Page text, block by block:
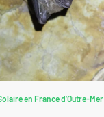
en France d’Outre-Mer